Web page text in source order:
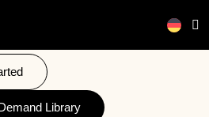
Library